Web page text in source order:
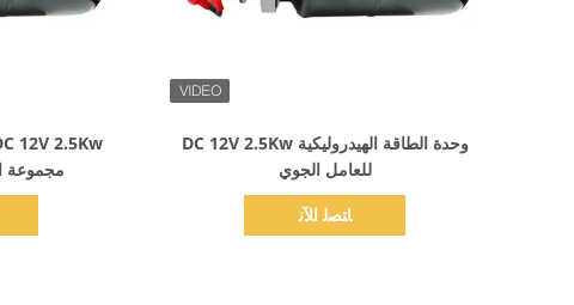
مجموعة
وحدة الطاقة الهيدروليكية DC 12V 2.5Kw
للعامل الجوي
ﺎﺘﺼﻟ ﺍﻶﻧ